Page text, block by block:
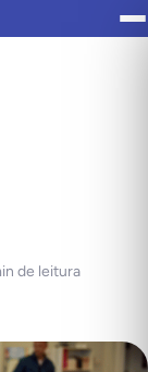
de leitura